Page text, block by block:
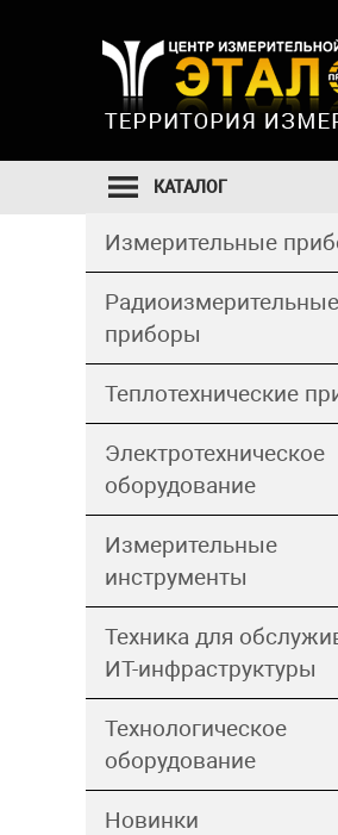
КАТАЛОГ
Измерительные
Радиоизмерительные
приборы
Теплотехнические
Электротехническое
оборудование
Измерительные
инструменты
Техника для
ИТ-инфраструктуры
Технологическое
оборудование
Новинки